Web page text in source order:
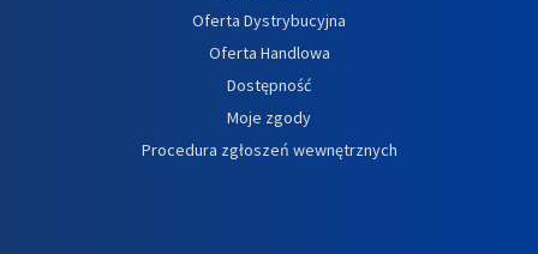
Oferta Dystrybucyjna
Oferta Handlowa
Dostępność
Moje zgody
Procedura zgłoszeń wewnętrznych